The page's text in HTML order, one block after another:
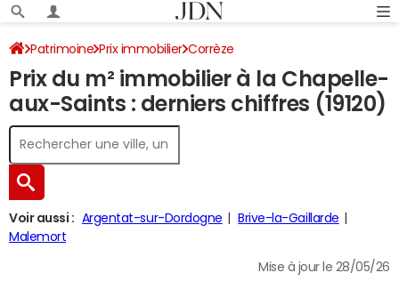
Patrimoine Prix immobilier Corrèze
La Chapelle-aux-Saints
Prix du m² immobilier à la Chapelle-
aux-Saints : derniers chiffres (19120)
Voir aussi : Argentat-sur-Dordogne
Brive-la-Gaillarde
Malemort
Mise à jour le 28/05/26